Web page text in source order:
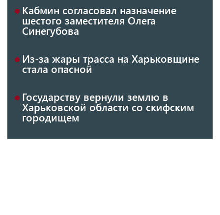
Кабмин согласовал назначение
шестого заместителя Олега
Синегубова
Из-за жары трасса на Харьковщине
стала опасной
Государству вернули землю в
Харьковской области со скифским
городищем